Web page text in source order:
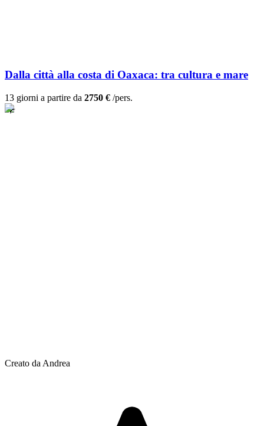
Dalla città alla costa di Oaxaca: tra cultura e mare
13 giorni a partire da 2750 € /pers.
Creato da Andrea